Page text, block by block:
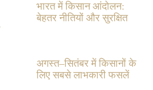
भारत में किसान आंदोलन:
बेहतर नीतियों और सुरक्षित
अगस्त–सितंबर में किसानों के
लिए सबसे लाभकारी फसलें